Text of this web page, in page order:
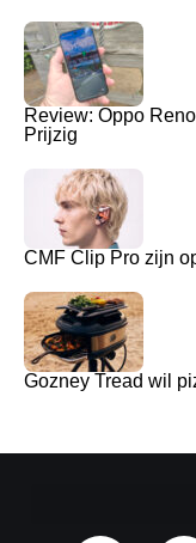
Review: Oppo
Prijzig
CMF Clip Pro zijn
Gozney Tread wil